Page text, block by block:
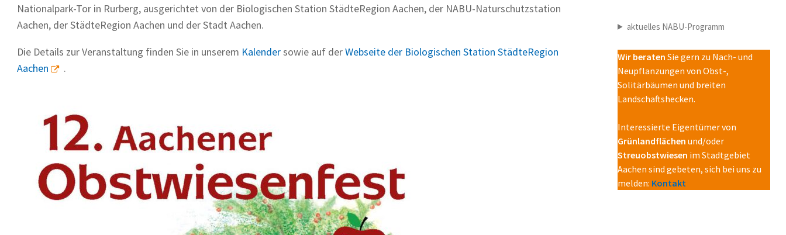
Nationalpark-Tor in Rurberg, ausgerichtet von der Biologischen Station StädteRegion Aachen, der NABU-Naturschutzstation
Aachen, der StädteRegion Aachen und der Stadt Aachen.
Die Details zur Veranstaltung finden Sie in unserem Kalendersowie auf derWebseite der Biologischen Station StädteRegion
Aachen
.
aktuelles NABU-Programm
Wir beraten Sie gern zu Nach- und
Neupflanzungen von Obst-,
Solitärbäumen und breiten
Landschaftshecken.
Interessierte Eigentümer von
Grünlandflächen und/oder
Streuobstwiesen im Stadtgebiet
Aachen sind gebeten, sich bei uns zu
melden: Kontakt